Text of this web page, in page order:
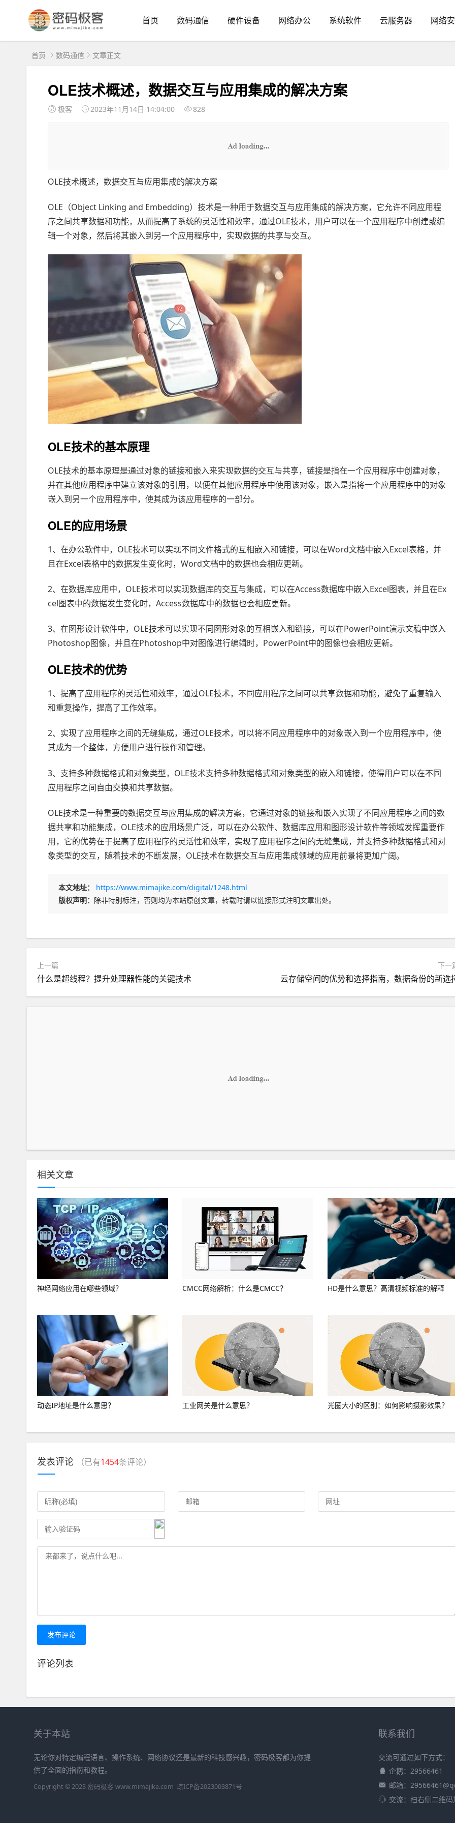
首页 数码通信 硬件设备 网络办公 系统软件 云服务器 网络
首页 数码通信 文章正文
OLE技术概述，数据交互与应用集成的解决方案
极客 2023年11月14日 14:04:00 828
OLE技术概述，数据交互与应用集成的解决方案
OLE（Object Linking and Embedding）技术是一种用于数据交互与应用集成的解决方案，它允许不同应用程
序之间共享数据和功能，从而提高了系统的灵活性和效率，通过OLE技术，用户可以在一个应用程序中创建或编
辑一个对象，然后将其嵌入到另一个应用程序中，实现数据的共享与交互。
OLE技术的基本原理
OLE技术的基本原理是通过对象的链接和嵌入来实现数据的交互与共享，链接是指在一个应用程序中创建对象，
并在其他应用程序中建立该对象的引用，以便在其他应用程序中使用该对象，嵌入是指将一个应用程序中的对象
嵌入到另一个应用程序中，使其成为该应用程序的一部分。
OLE的应用场景
1、在办公软件中，OLE技术可以实现不同文件格式的互相嵌入和链接，可以在Word文档中嵌入Excel表格，并
且在Excel表格中的数据发生变化时，Word文档中的数据也会相应更新。
2、在数据库应用中，OLE技术可以实现数据库的交互与集成，可以在Access数据库中嵌入Excel图表，并且在Ex
cel图表中的数据发生变化时，Access数据库中的数据也会相应更新。
3、在图形设计软件中，OLE技术可以实现不同图形对象的互相嵌入和链接，可以在PowerPoint演示文稿中嵌入
Photoshop图像，并且在Photoshop中对图像进行编辑时，PowerPoint中的图像也会相应更新。
OLE技术的优势
1、提高了应用程序的灵活性和效率，通过OLE技术，不同应用程序之间可以共享数据和功能，避免了重复输入
和重复操作，提高了工作效率。
2、实现了应用程序之间的无缝集成，通过OLE技术，可以将不同应用程序中的对象嵌入到一个应用程序中，使
其成为一个整体，方便用户进行操作和管理。
3、支持多种数据格式和对象类型，OLE技术支持多种数据格式和对象类型的嵌入和链接，使得用户可以在不同
应用程序之间自由交换和共享数据。
OLE技术是一种重要的数据交互与应用集成的解决方案，它通过对象的链接和嵌入实现了不同应用程序之间的数
据共享和功能集成，OLE技术的应用场景广泛，可以在办公软件、数据库应用和图形设计软件等领域发挥重要作
用，它的优势在于提高了应用程序的灵活性和效率，实现了应用程序之间的无缝集成，并支持多种数据格式和对
象类型的交互，随着技术的不断发展，OLE技术在数据交互与应用集成领域的应用前景将更加广阔。
本文地址：
https://www.mimajike.com/digital/1248.html
版权声明： 除非特别标注，否则均为本站原创文章，转载时请以链接形式注明文章出处。
上一篇
什么是超线程？提升处理器性能的关键技术
下一
云存储空间的优势和选择指南，数据备份的新选
相关文章
神经网络应用在哪些领域？ CMCC网络解析：什么是CMCC？ HD是什么意思？高清视频标准的解释
动态IP地址是什么意思？ 工业网关是什么意思？ 光圈大小的区别：如何影响摄影效果？
发表评论 （已有1454条评论）
发布评论
评论列表
关于本站
无论你对特定编程语言、操作系统、网络协议还是最新的科技感兴趣，密码极客都为你提
供了全面的指南和教程。
Copyright © 2023 密码极客 www.mimajike.com 琼ICP备2023003871号
联系我们
交流可通过如下方式：
企鹅：29566461
邮箱：
交流：扫右侧二维码